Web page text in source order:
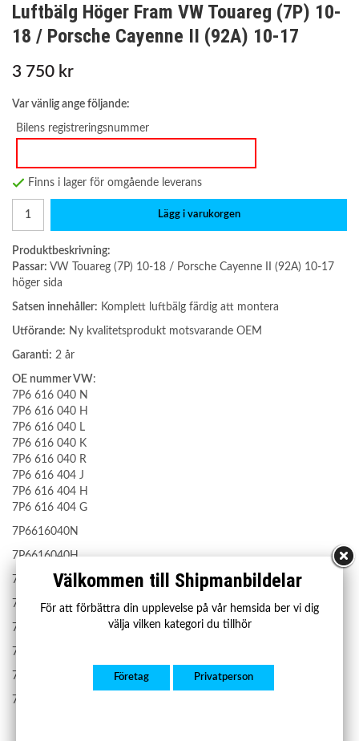
Luftbälg Höger Fram VW Touareg (7P) 10-
18 / Porsche Cayenne II (92A) 10-17
3 750 kr
Var vänlig ange följande:
Bilens registreringsnummer
Finns i lager för omgående leverans
Lägg i varukorgen
Produktbeskrivning:
Passar: VW Touareg (7P) 10-18 / Porsche Cayenne II (92A) 10-17
höger sida
Satsen innehåller: Komplett luftbälg färdig att montera
Utförande: Ny kvalitetsprodukt motsvarande OEM
Garanti: 2 år
OE nummer VW:
7P6 616 040 N
7P6 616 040 H
7P6 616 040 L
7P6 616 040 K
7P6 616 040 R
7P6 616 404 J
7P6 616 404 H
7P6 616 404 G
7P6616040N
7P6616040H
7P6616040L
7P6616040K
7P6616040R
7P6616404J
7P6616404H
7P6616404G
Välkommen till Shipmanbildelar
För att förbättra din upplevelse på vår hemsida ber vi dig
välja vilken kategori du tillhör
Företag Privatperson